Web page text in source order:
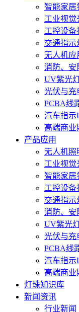
智能家居
工业视觉
工控设备
交通指示
无人机应
消防、安
UV紫光
光伏与充
PCBA线
汽车指示
高端商业
产品应用
无人机照
工业视觉
智能家居
工控设备
交通指示
消防、安
UV紫光
光伏与充
PCBA线
汽车指示
高端商业
灯珠知识库
新闻资讯
行业新闻